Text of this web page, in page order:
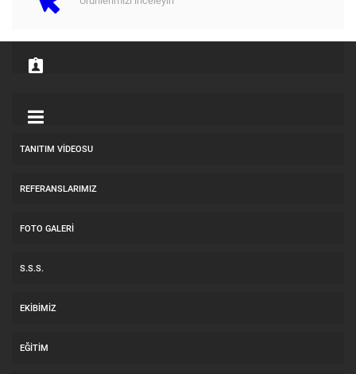
TANITIM VIDEOSU
REFERANSLARIMIZ
FOTO GALERI
S.S.S.
EKIBIMIZ
EĞITIM